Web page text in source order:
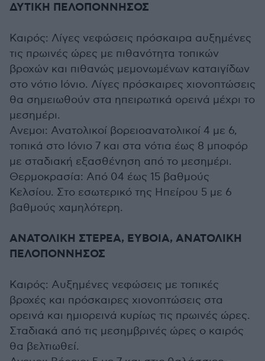
ΔΥΤΙΚΗ ΠΕΛΟΠΟΝΝΗΣΟΣ
Καιρός: Λίγες νεφώσεις πρόσκαιρα αυξημένες
τις πρωινές ώρες με πιθανότητα τοπικών
βροχών και πιθανώς μεμονωμένων καταιγίδων
στο νότιο Ιόνιο. Λίγες πρόσκαιρες χιονοπτώσεις
θα σημειωθούν στα ηπειρωτικά ορεινά μέχρι το
μεσημέρι.
Ανεμοι: Ανατολικοί βορειοανατολικοί 4 με 6,
τοπικά στο Ιόνιο 7 και στα νότια έως 8 μποφόρ
με σταδιακή εξασθένηση από το μεσημέρι.
Θερμοκρασία: Από 04 έως 15 βαθμούς
Κελσίου. Στο εσωτερικό της Ηπείρου 5 με 6
βαθμούς χαμηλότερη.
ΑΝΑΤΟΛΙΚΗ ΣΤΕΡΕΑ, ΕΥΒΟΙΑ, ΑΝΑΤΟΛΙΚΗ
ΠΕΛΟΠΟΝΝΗΣΟΣ
Καιρός: Αυξημένες νεφώσεις με τοπικές
βροχές και πρόσκαιρες χιονοπτώσεις στα
ορεινά και ημιορεινά κυρίως τις πρωινές ώρες.
Σταδιακά από τις μεσημβρινές ώρες ο καιρός
θα βελτιωθεί.